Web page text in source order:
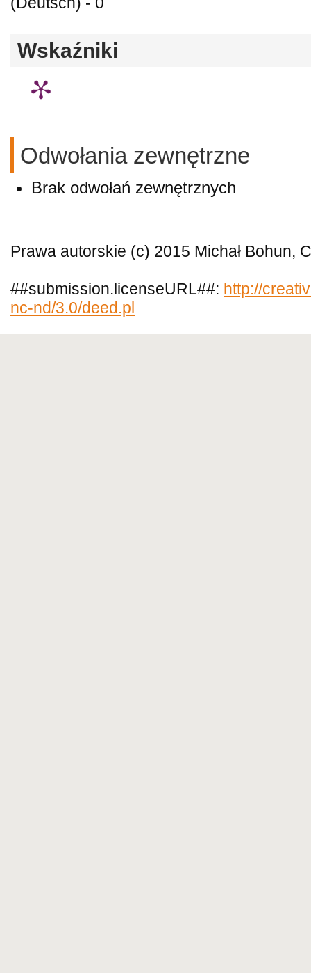
Wskaźniki
Odwołania zewnętrzne
Brak odwołań zewnętrznych
Prawa autorskie (c) 2015 Michał Bohun,
##submission.licenseURL##: http://
nc-nd/3.0/deed.pl